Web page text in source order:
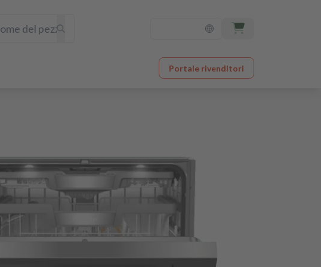
Portale rivenditori